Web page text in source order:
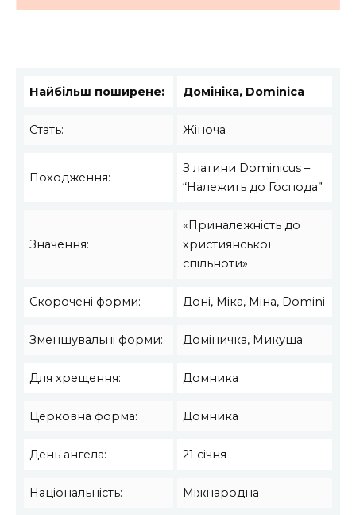
Найбільш поширене: Домініка, Dominica
Стать: Жіноча
Походження:
З латини Dominicus –
“Належить до Господа”
Значення:
«Приналежність до
християнської
спільноти»
Скорочені форми: Доні, Міка, Міна, Domini
Зменшувальні форми: Доміничка, Микуша
Для хрещення: Домника
Церковна форма: Домника
День ангела: 21 січня
Національність: Міжнародна